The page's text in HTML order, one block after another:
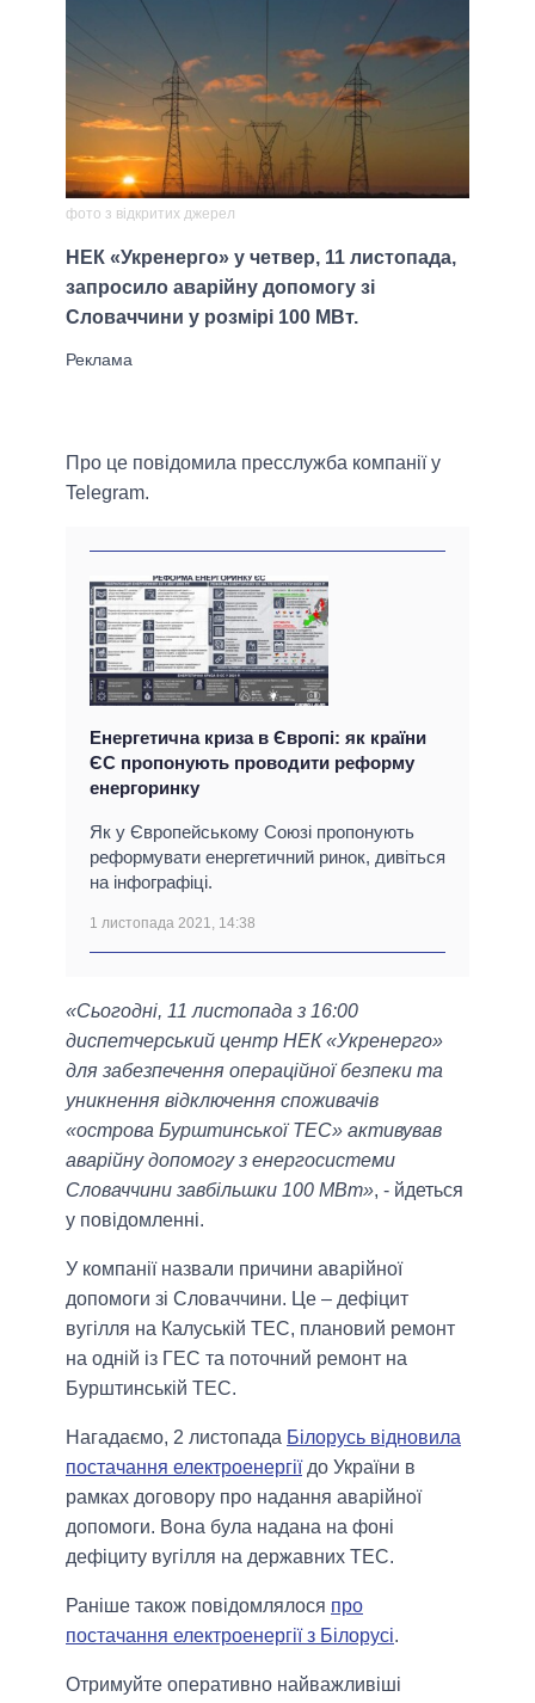
фото з відкритих джерел
НЕК «Укренерго» у четвер, 11 листопада,
запросило аварійну допомогу зі
Словаччини у розмірі 100 МВт.
Про це повідомила пресслужба компанії у
Telegram.
Енергетична криза в Європі: як країни
ЄС пропонують проводити реформу
енергоринку
Як у Європейському Союзі пропонують
реформувати енергетичний ринок, дивіться
на інфографіці.
1 листопада 2021, 14:38
«Сьогодні, 11 листопада з 16:00
диспетчерський центр НЕК «Укренерго»
для забезпечення операційної безпеки та
уникнення відключення споживачів
«острова Бурштинської ТЕС» активував
аварійну допомогу з енергосистеми
Словаччини завбільшки 100 МВт», - йдеться
у повідомленні.
У компанії назвали причини аварійної
допомоги зі Словаччини. Це – дефіцит
вугілля на Калуській ТЕС, плановий ремонт
на одній із ГЕС та поточний ремонт на
Бурштинській ТЕС.
Нагадаємо, 2 листопада Білорусь відновила
постачання електроенергіїдо України в
рамках договору про надання аварійної
допомоги. Вона була надана на фоні
дефіциту вугілля на державних ТЕС.
Раніше також повідомлялося про
постачання електроенергії з Білорусі.
Отримуйте оперативно найважливіші